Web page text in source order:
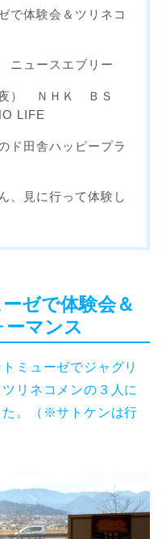
で体験会＆ツリネコ
ュースエブリー
夜） ＮＨＫ ＢＳ
LIFE
ド田舎ハッピープラ
、見に行って体験し
ゼで体験会＆
マンス
ミューゼでジャグリ
リネコメンの３人に
た。（※サトケンは行